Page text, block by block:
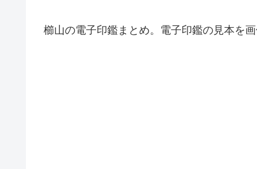
櫛山の電子印鑑まとめ。電子印鑑の見本を